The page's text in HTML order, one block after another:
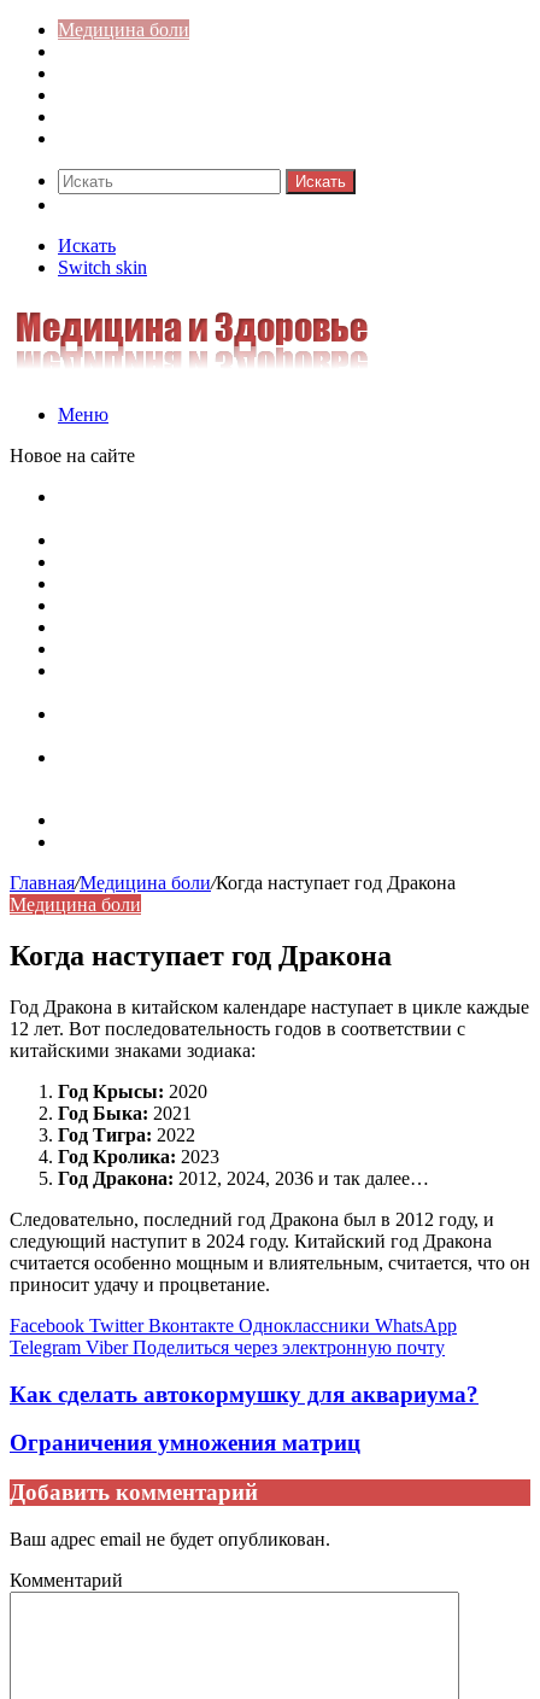
Медицина боли
Искать
Искать
Switch skin
Меню
Новое на сайте
Главная/Медицина боли/Когда наступает год Дракона
Медицина боли
Когда наступает год Дракона
Год Дракона в китайском календаре наступает в цикле каждые
12 лет. Вот последовательность годов в соответствии с
китайскими знаками зодиака:
Год Крысы: 2020
Год Быка: 2021
Год Тигра: 2022
Год Кролика: 2023
Год Дракона: 2012, 2024, 2036 и так далее…
Следовательно, последний год Дракона был в 2012 году, и
следующий наступит в 2024 году. Китайский год Дракона
считается особенно мощным и влиятельным, считается, что он
приносит удачу и процветание.
Facebook Twitter Вконтакте Одноклассники WhatsApp
Telegram Viber Поделиться через электронную почту
Как сделать автокормушку для аквариума?
Ограничения умножения матриц
Добавить комментарий
Ваш адрес email не будет опубликован.
Комментарий